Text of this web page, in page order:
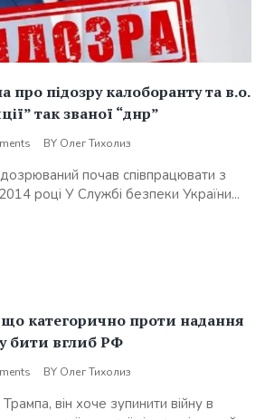
про підозру калоборанту та в.о.
так званої “днр”
BY Олег Тихолиз
почав співпрацювати з
році У Службі безпеки України...
категорично проти надання
бити вглиб РФ
BY Олег Тихолиз
він хоче зупинити війну в